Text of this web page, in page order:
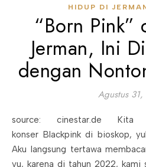
HIDUP DI
“Born Pink”
Jerman, Ini
dengan
Agustus
source: cinestar.de Kita nonton “Born Pink”
konser Blackpink di bioskop,
Aku langsung tertawa
vu, karena di tahun 2022, kami